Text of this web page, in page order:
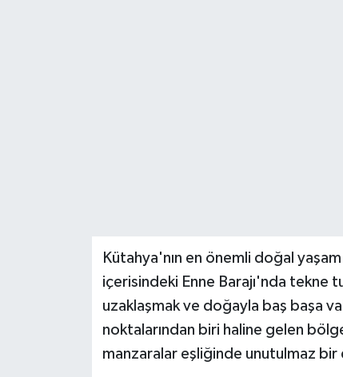
Kütahya'nın en önemli doğal
içerisindeki Enne Barajı'nda tekne
uzaklaşmak ve doğayla baş başa
noktalarından biri haline gelen
manzaralar eşliğinde unutulmaz bir